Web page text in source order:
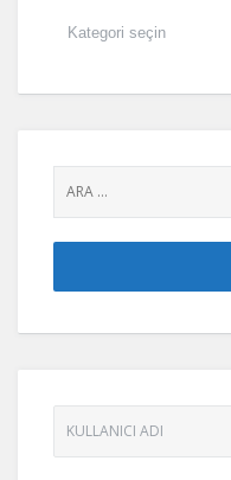
Lütfen